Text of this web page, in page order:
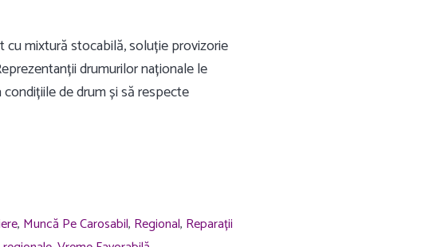
cu mixtură stocabilă, soluție provizorie
drumurilor naționale le
de drum și să respecte
, Muncă Pe Carosabil, Regional, Reparații